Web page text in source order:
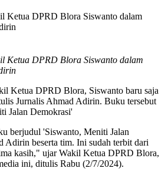
Ketua DPRD Blora Siswanto dalam
Ketua DPRD Blora Siswanto dalam
Ketua DPRD Blora, Siswanto baru saja
Jurnalis Ahmad Adirin. Buku tersebut
Jalan Demokrasi'
berjudul 'Siswanto, Meniti Jalan
Adirin beserta tim. Ini sudah terbit dari
kasih," ujar Wakil Ketua DPRD Blora,
ini, ditulis Rabu (2/7/2024).